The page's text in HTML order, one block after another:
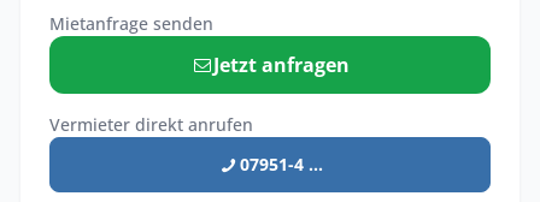
Mietanfrage senden
Jetzt anfragen
Vermieter direkt anrufen
07951-4 ...